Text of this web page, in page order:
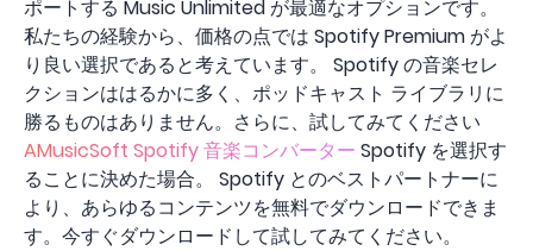
ポートする Music Unlimited が最適なオプションです。
私たちの経験から、価格の点では Spotify Premium がよ
り良い選択であると考えています。 Spotify の音楽セレ
クションははるかに多く、ポッドキャスト ライブラリに
勝るものはありません。さらに、試してみてください
AMusicSoft Spotify 音楽コンバーター Spotify を選択す
ることに決めた場合。 Spotify とのベストパートナーに
より、あらゆるコンテンツを無料でダウンロードできま
す。今すぐダウンロードして試してみてください。